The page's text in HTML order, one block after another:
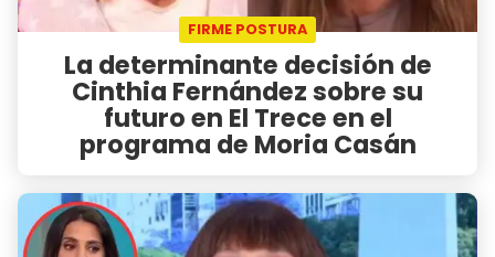
FIRME POSTURA
La determinante decisión de
Cinthia Fernández sobre su
futuro en El Trece en el
programa de Moria Casán